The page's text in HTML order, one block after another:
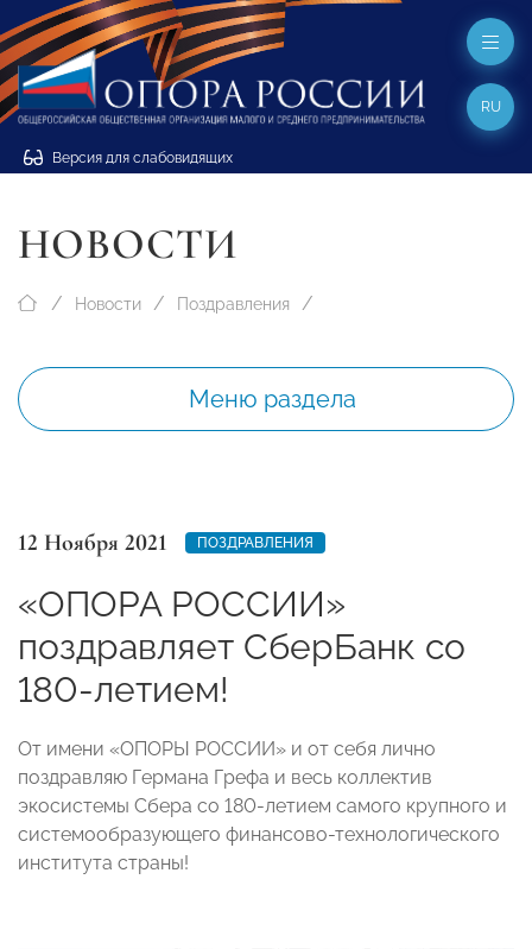
Версия для слабовидящих
RU
НОВОСТИ
Новости Поздравления
Меню раздела
12 Ноября 2021 ПОЗДРАВЛЕНИЯ
«ОПОРА РОССИИ»
поздравляет СберБанк со
180-летием!
От имени «ОПОРЫ РОССИИ» и от себя лично
поздравляю Германа Грефа и весь коллектив
экосистемы Сбера со 180-летием самого крупного и
системообразующего финансово-технологического
института страны!